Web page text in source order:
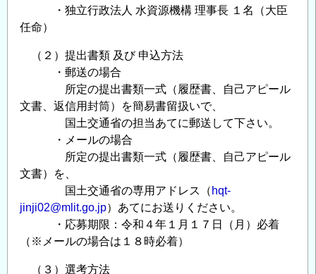
・独立行政法人 水資源機構 理事長 １名（大臣
任命）
（２）提出書類 及び 申込方法
・郵送の場合
所定の提出書類一式（履歴書、自己アピール
文書、返信用封筒）を簡易書留扱いで、
国土交通省の担当あてに郵送して下さい。
・メールの場合
所定の提出書類一式（履歴書、自己アピール
文書）を、
国土交通省の専用アドレス（ hqt-
jinji02@mlit.go.jp）あてにお送りください。
・応募期限：令和４年１月１７日（月）必着
（※メールの場合は１８時必着）
（３）選考方法